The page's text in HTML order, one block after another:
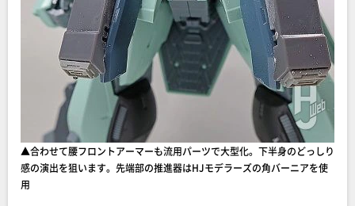
▲合わせて腰フロントアーマーも流用パーツで大型化。下半身のどっしり
感の演出を狙います。先端部の推進器はHJモデラーズの角バーニアを使
用